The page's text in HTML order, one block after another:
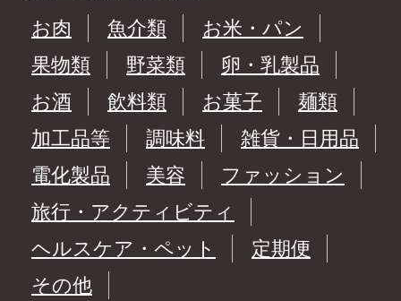
お肉
魚介類
お米・パン
果物類
野菜類
卵・乳製品
お酒
飲料類 お菓子
麺類
加工品等
調味料
雑貨・日用品
電化製品
美容
ファッション
旅行・アクティビティ
ヘルスケア・ペット
定期便
その他